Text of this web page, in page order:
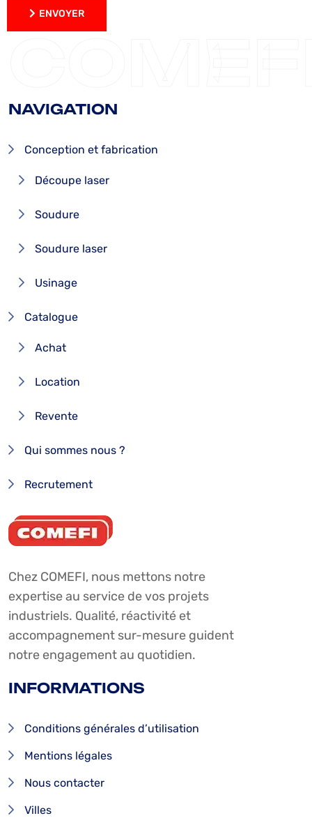
ENVOYER
NAVIGATION
Conception et fabrication
Découpe laser
Soudure
Soudure laser
Usinage
Catalogue
Achat
Location
Revente
Qui sommes nous ?
Recrutement
Chez COMEFI, nous mettons notre
expertise au service de vos projets
industriels. Qualité, réactivité et
accompagnement sur-mesure guident
notre engagement au quotidien.
INFORMATIONS
Conditions générales d’utilisation
Mentions légales
Nous contacter
Villes